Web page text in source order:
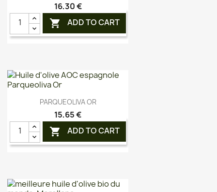
16,30 €
 ADD TO CART
Aperçu rapide
PARQUEOLIVA OR
15,65 €
 ADD TO CART